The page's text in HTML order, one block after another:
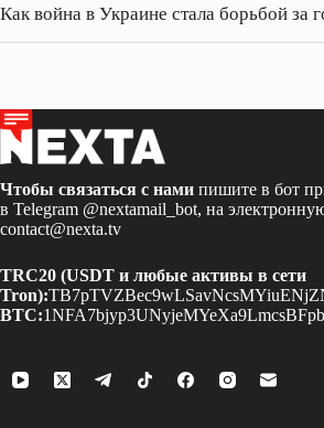
Как война в Украине стала борьбой за
Чтобы связаться с нами пишите в бот
в Telegram @nextamail_bot, на
contact@nexta.tv
TRC20 (USDT и любые активы в сети
Tron):
BTC: